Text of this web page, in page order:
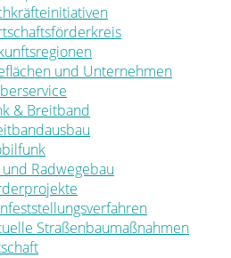
und Unternehmen
& Breitband
Radwegebau
Straßenbaumaßnahmen